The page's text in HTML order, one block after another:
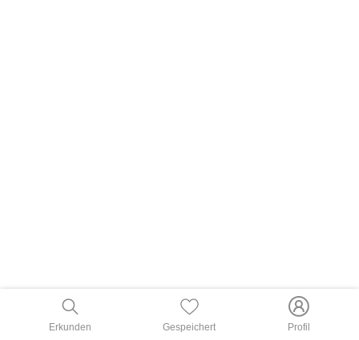
Erkunden Gespeichert Profil